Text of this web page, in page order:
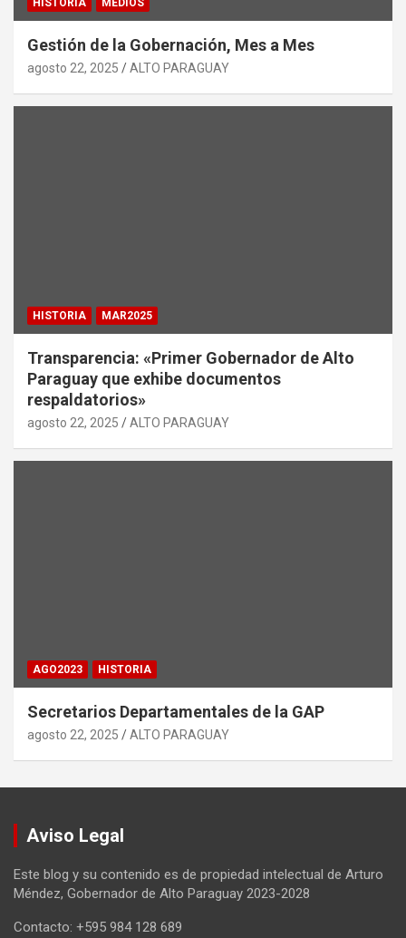
Gestión de la Gobernación, Mes a Mes
agosto 22, 2025 ALTO PARAGUAY
HISTORIA MAR2025
Transparencia: «Primer Gobernador de Alto
Paraguay que exhibe documentos
respaldatorios»
agosto 22, 2025 ALTO PARAGUAY
AGO2023 HISTORIA
Secretarios Departamentales de la GAP
agosto 22, 2025 ALTO PARAGUAY
Aviso Legal
Este blog y su contenido es de propiedad intelectual de Arturo
Méndez, Gobernador de Alto Paraguay 2023-2028
Contacto: +595 984 128 689